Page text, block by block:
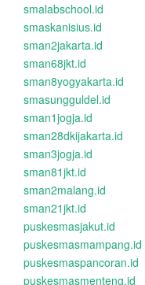
smalabschool.id
smaskanisius.id
sman2jakarta.id
sman68jkt.id
sman8yogyakarta.id
smasungguldel.id
sman1jogja.id
sman28dkijakarta.id
sman3jogja.id
sman81jkt.id
sman2malang.id
sman21jkt.id
puskesmasjakut.id
puskesmasmampang.id
puskesmaspancoran.id
puskesmasmenteng.id